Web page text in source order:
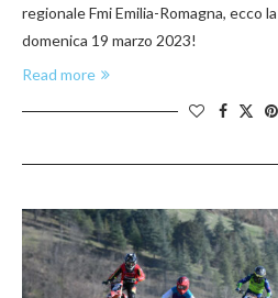
regionale Fmi Emilia-Romagna, ecco
domenica 19 marzo 2023!
Read more